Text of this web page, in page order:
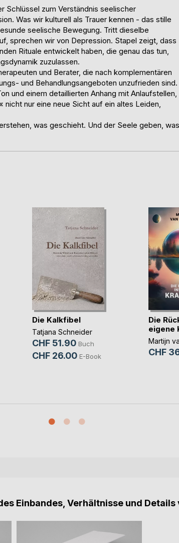
Schlüssel zum Verständnis seelischer
Was wir kulturell als Trauer kennen - das stille
seelische Bewegung. Tritt dieselbe
sprechen wir von Depression. Stapel zeigt, dass
Rituale entwickelt haben, die genau das tun,
zuzulassen.
und Berater, die nach komplementären
und Behandlungsangeboten unzufrieden sind.
und einem detaillierten Anhang mit Anlaufstellen,
nicht nur eine neue Sicht auf ein altes Leiden,
was geschieht. Und der Seele geben, was
Die Kalkfibel
Tatjana Schneider
CHF 51.90 Buch
CHF 26.00 E-Book
Die
eigene
Martijn
CHF
Einbandes, Verhältnisse und